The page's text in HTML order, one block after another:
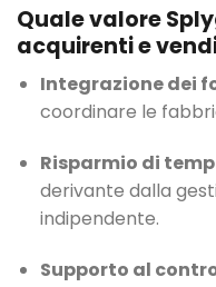
Quale valore
acquirenti e
Integrazione dei
coordinare le
Risparmio di
derivante dalla
indipendente.
Supporto al